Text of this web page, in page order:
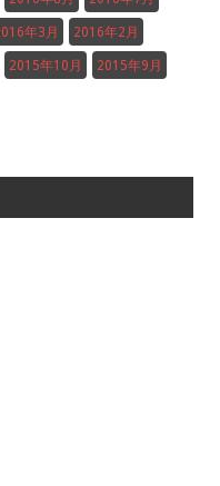
年3月 2016年2月
2015年10月 2015年9月